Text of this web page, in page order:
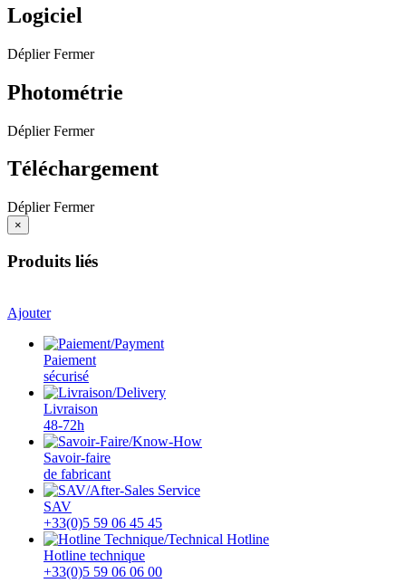
Logiciel
Déplier Fermer
Photométrie
Déplier Fermer
Téléchargement
Déplier Fermer
×
Produits liés
Ajouter
Paiement
sécurisé
Livraison
48-72h
Savoir-faire
de fabricant
SAV
+33(0)5 59 06 45 45
Hotline technique
+33(0)5 59 06 06 00